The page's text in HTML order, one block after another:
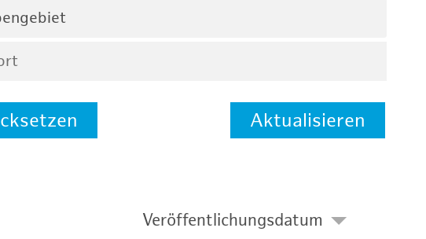
Aktualisieren
Veröffentlichungsdatum